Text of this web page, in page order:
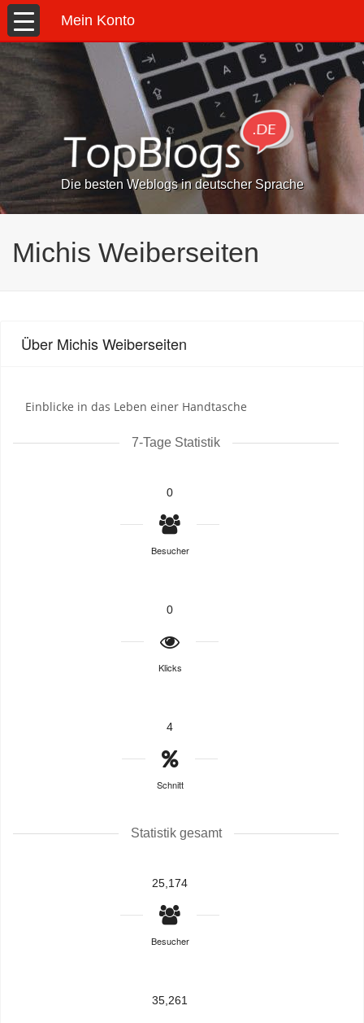
Mein Konto
Die besten Weblogs in deutscher Sprache
Michis Weiberseiten
Über Michis Weiberseiten
Einblicke in das Leben einer Handtasche
7-Tage Statistik
0
Besucher
0
Klicks
4
Schnitt
Statistik gesamt
25,174
Besucher
35,261